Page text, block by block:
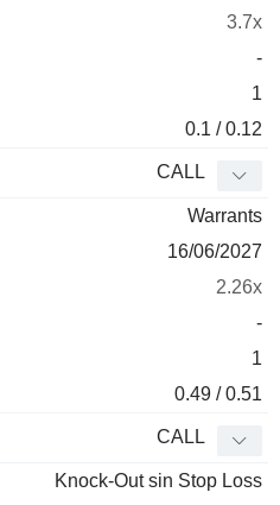
3.7x
-
1
0.1 / 0.12
CALL
Warrants
16/06/2027
2.26x
-
1
0.49 / 0.51
CALL
Knock-Out sin Stop Loss